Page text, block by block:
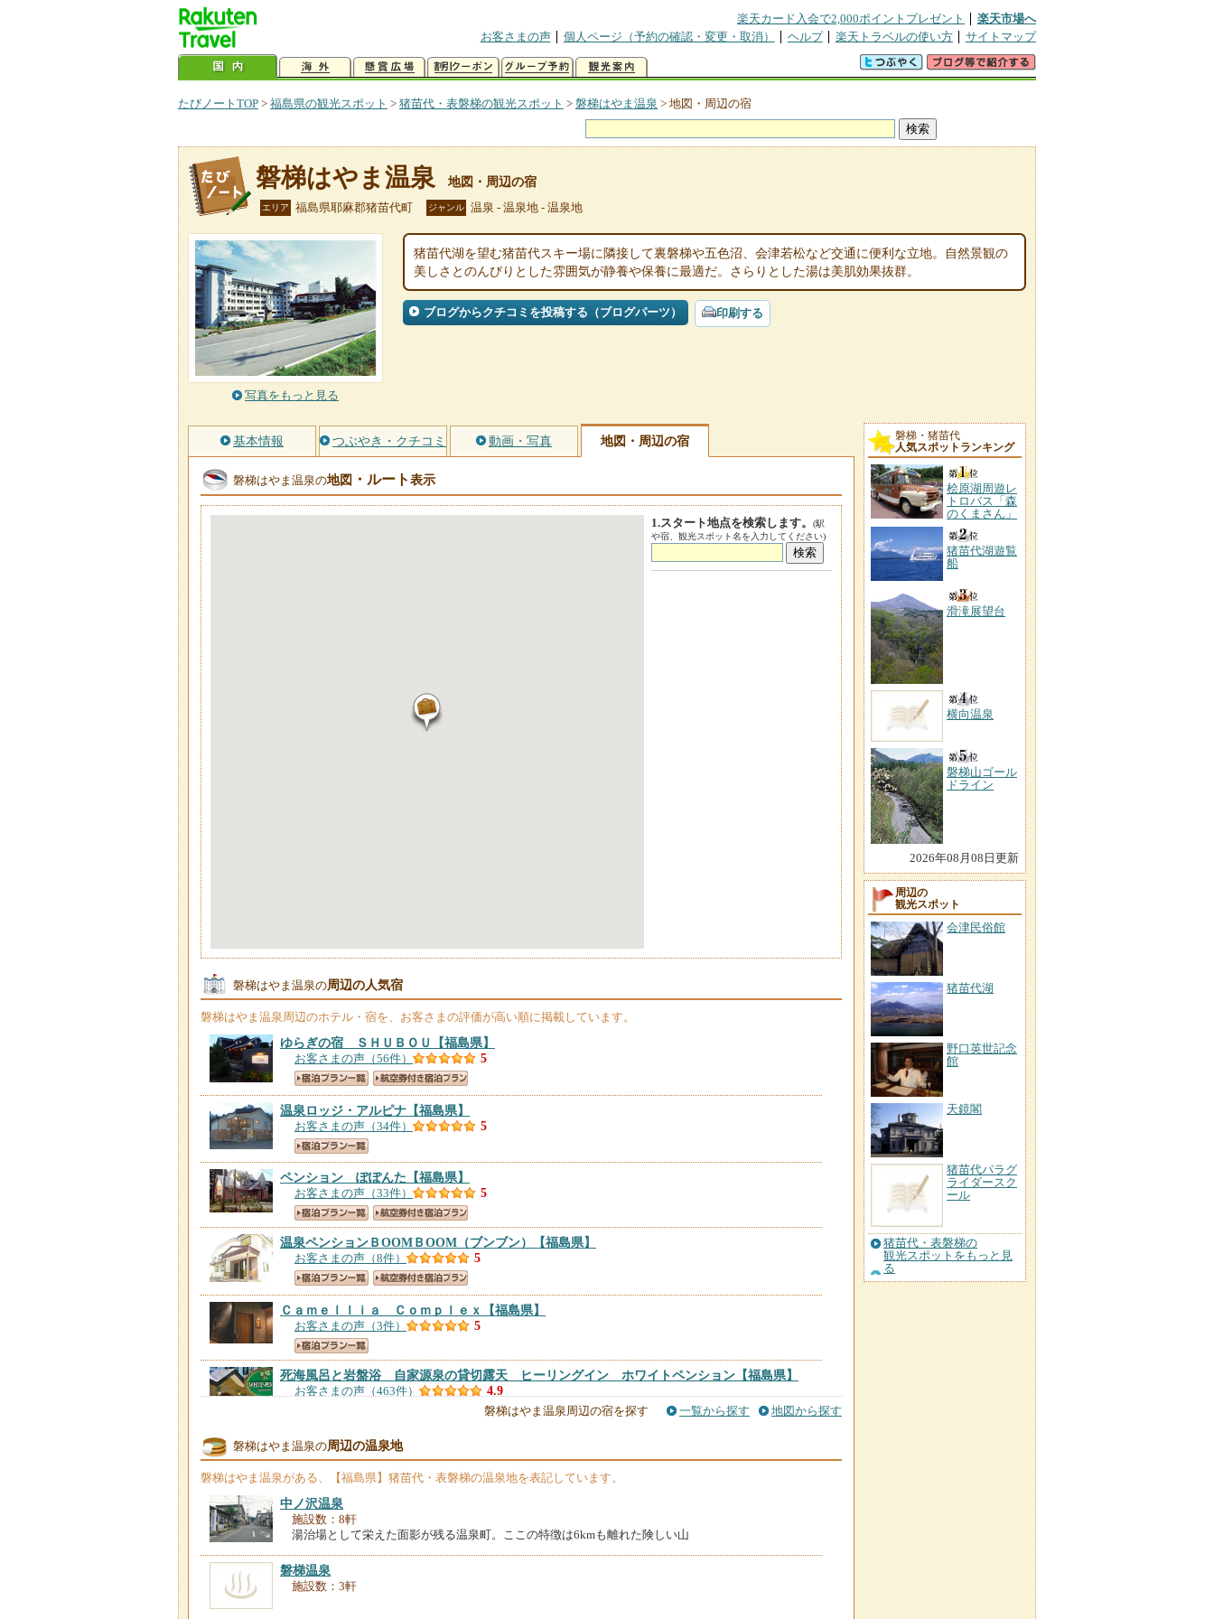
楽天カード入会で2,000ポイントプレゼント
楽天市場へ
お客さまの声
個人ページ（予約の確認・変更・取消） ヘルプ 楽天トラベルの使い方 サイトマップ
たびノートTOP > 福島県の観光スポット > 猪苗代・表磐梯の観光スポット > 磐梯はやま温泉 > 地図・周辺の宿
磐梯はやま温泉 地図・周辺の宿
エリア 福島県耶麻郡猪苗代町 ジャンル 温泉 - 温泉地 - 温泉地
写真をもっと見る
猪苗代湖を望む猪苗代スキー場に隣接して裏磐梯や五色沼、会津若松など交通に便利な立地。自然景観の
美しさとのんびりとした雰囲気が静養や保養に最適だ。さらりとした湯は美肌効果抜群。
ブログからクチコミを投稿する（ブログパーツ） 印刷する
基本情報 つぶやき・クチコミ 動画・写真 地図・周辺の宿
磐梯はやま温泉の地図 ・ルート表示
1.スタート地点を検索します。
(駅
や宿、観光スポット名を入力してください)
磐梯はやま温泉の周辺の人気宿
磐梯はやま温泉周辺のホテル・宿を、お客さまの評価が高い順に掲載しています。
ゆらぎの宿 ＳＨＵＢＯＵ 【福島県】
お客さまの声（56件） 5
温泉ロッジ・アルピナ 【福島県】
お客さまの声（34件） 5
ペンション ぽぽんた 【福島県】
お客さまの声（33件） 5
温泉ペンションＢOOMＢOOM（ブンブン） 【福島県】
お客さまの声（8件） 5
Ｃａｍｅｌｌｉａ Ｃｏｍｐｌｅｘ 【福島県】
お客さまの声（3件） 5
死海風呂と岩盤浴 自家源泉の貸切露天 ヒーリングイン ホワイトペンション 【福島県】
お客さまの声（463件） 4.9
静楓亭【福島県】
お客さまの声（108件） 4.82
あるぱいんロッジ
お客さまの声（25件） 4.67
磐梯はやま温泉周辺の宿を探す 一覧から探す 地図から探す
磐梯はやま温泉の周辺の温泉地
磐梯はやま温泉がある、【福島県】猪苗代・表磐梯の温泉地を表記しています。
中ノ沢温泉
施設数：8軒
湯治場として栄えた面影が残る温泉町。ここの特徴は6kmも離れた険しい山
磐梯温泉
施設数：3軒
磐梯・猪苗代
人気スポットランキング
桧原湖周遊レ
トロバス「森
のくまさん」
猪苗代湖遊覧
船
滑滝展望台
横向温泉
磐梯山ゴール
ドライン
2026年08月08日更新
周辺の
観光スポット
会津民俗館
猪苗代湖
野口英世記念
館
天鏡閣
猪苗代パラグ
ライダースク
ール
猪苗代・表磐梯の
観光スポットをもっと見
る